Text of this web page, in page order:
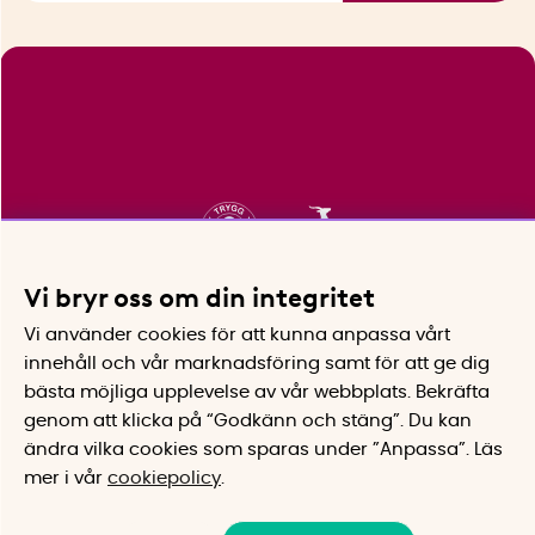
Vi bryr oss om din integritet
Vi använder cookies för att kunna anpassa vårt
innehåll och vår marknadsföring samt för att ge dig
bästa möjliga upplevelse av vår webbplats.
Bekräfta
genom att klicka på “Godkänn och stäng”. Du kan
ändra vilka cookies som sparas under ”Anpassa”.
Läs
mer i vår cookiepolicy